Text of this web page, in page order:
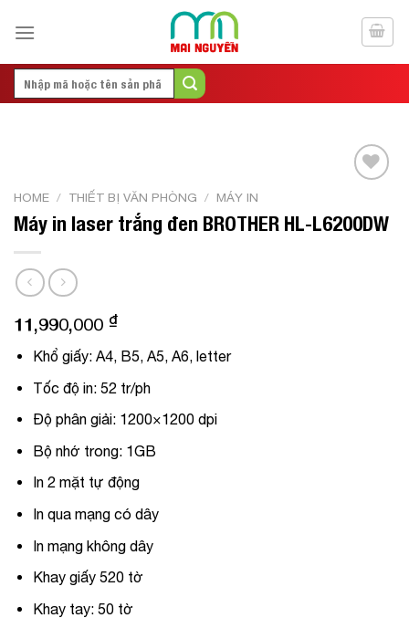
Search
Wishlist
HOME / THIẾT BỊ VĂN PHÒNG / MÁY IN
Máy in laser trắng đen BROTHER HL-L6200DW
11,990,000 ₫
Khổ giấy: A4, B5, A5, A6, letter
Tốc độ in: 52 tr/ph
Độ phân giải: 1200×1200 dpi
Bộ nhớ trong: 1GB
In 2 mặt tự động
In qua mạng có dây
In mạng không dây
Khay giấy 520 tờ
Khay tay: 50 tờ